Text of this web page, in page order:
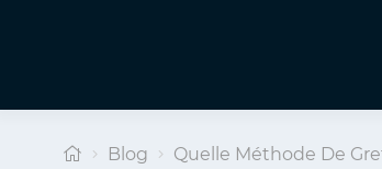
Blog Quelle Méthode De